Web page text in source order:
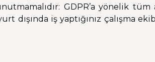
GDPR’a yönelik tüm
iş yaptığınız çalışma